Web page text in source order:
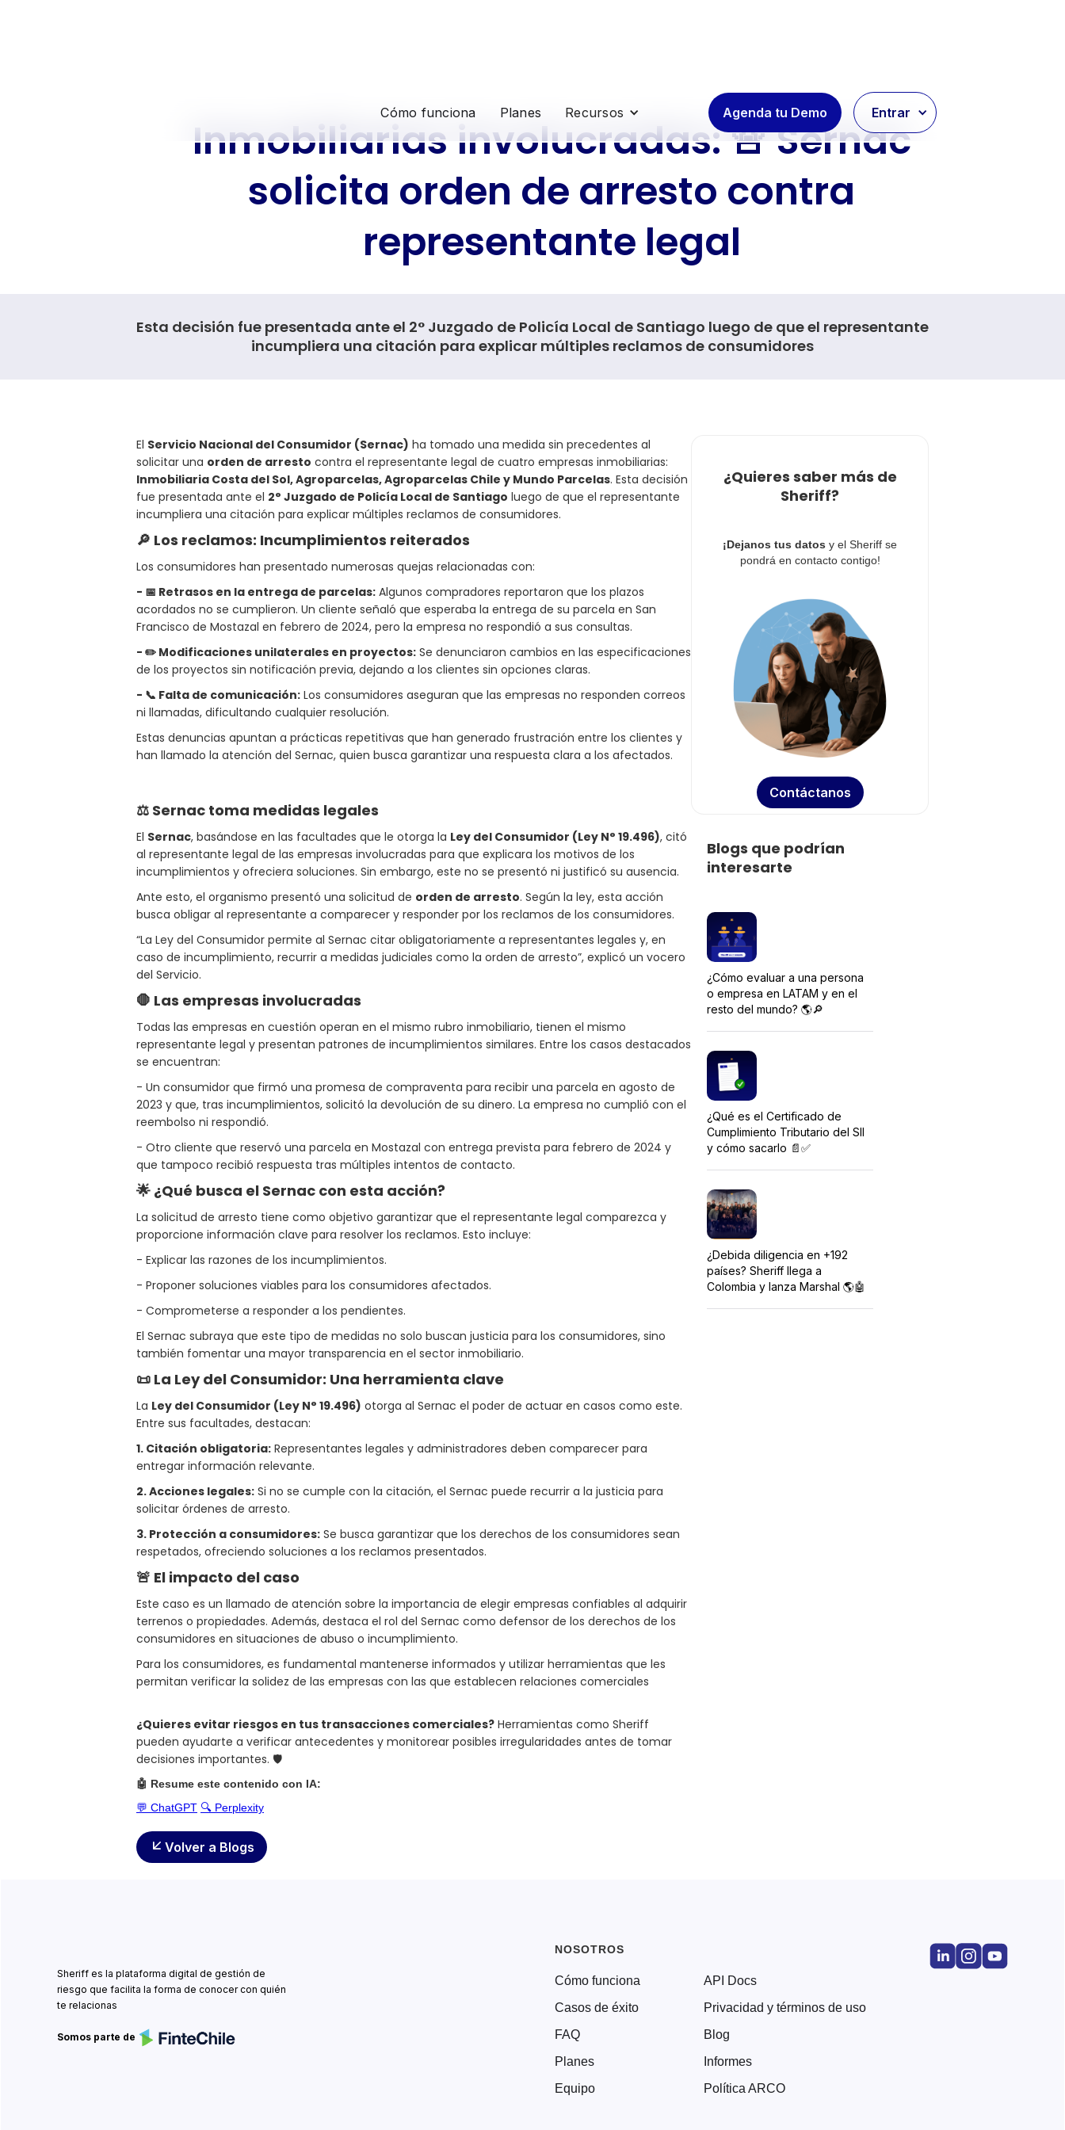
Cómo funciona Planes Recursos Agenda tu Demo Entrar
Inmobiliarias involucradas: 🚨 Sernac
solicita orden de arresto contra
representante legal
Esta decisión fue presentada ante el 2° Juzgado de Policía Local de Santiago luego de que el representante
incumpliera una citación para explicar múltiples reclamos de consumidores
El Servicio Nacional del Consumidor (Sernac) ha tomado una medida sin precedentes al
solicitar una orden de arresto contra el representante legal de cuatro empresas inmobiliarias:
Inmobiliaria Costa del Sol, Agroparcelas, Agroparcelas Chile y Mundo Parcelas. Esta decisión
fue presentada ante el 2° Juzgado de Policía Local de Santiago luego de que el representante
incumpliera una citación para explicar múltiples reclamos de consumidores.
🔎 Los reclamos: Incumplimientos reiterados
Los consumidores han presentado numerosas quejas relacionadas con:
- 📅 Retrasos en la entrega de parcelas: Algunos compradores reportaron que los plazos
acordados no se cumplieron. Un cliente señaló que esperaba la entrega de su parcela en San
Francisco de Mostazal en febrero de 2024, pero la empresa no respondió a sus consultas.
- ✏️ Modificaciones unilaterales en proyectos: Se denunciaron cambios en las especificaciones
de los proyectos sin notificación previa, dejando a los clientes sin opciones claras.
- 📞 Falta de comunicación: Los consumidores aseguran que las empresas no responden correos
ni llamadas, dificultando cualquier resolución.
Estas denuncias apuntan a prácticas repetitivas que han generado frustración entre los clientes y
han llamado la atención del Sernac, quien busca garantizar una respuesta clara a los afectados.
⚖️ Sernac toma medidas legales
El Sernac, basándose en las facultades que le otorga la Ley del Consumidor (Ley N° 19.496), citó
al representante legal de las empresas involucradas para que explicara los motivos de los
incumplimientos y ofreciera soluciones. Sin embargo, este no se presentó ni justificó su ausencia.
Ante esto, el organismo presentó una solicitud de orden de arresto. Según la ley, esta acción
busca obligar al representante a comparecer y responder por los reclamos de los consumidores.
“La Ley del Consumidor permite al Sernac citar obligatoriamente a representantes legales y, en
caso de incumplimiento, recurrir a medidas judiciales como la orden de arresto”, explicó un vocero
del Servicio.
🛑 Las empresas involucradas
Todas las empresas en cuestión operan en el mismo rubro inmobiliario, tienen el mismo
representante legal y presentan patrones de incumplimientos similares. Entre los casos destacados
se encuentran:
- Un consumidor que firmó una promesa de compraventa para recibir una parcela en agosto de
2023 y que, tras incumplimientos, solicitó la devolución de su dinero. La empresa no cumplió con el
reembolso ni respondió.
- Otro cliente que reservó una parcela en Mostazal con entrega prevista para febrero de 2024 y
que tampoco recibió respuesta tras múltiples intentos de contacto.
🌟 ¿Qué busca el Sernac con esta acción?
La solicitud de arresto tiene como objetivo garantizar que el representante legal comparezca y
proporcione información clave para resolver los reclamos. Esto incluye:
- Explicar las razones de los incumplimientos.
- Proponer soluciones viables para los consumidores afectados.
- Comprometerse a responder a los pendientes.
El Sernac subraya que este tipo de medidas no solo buscan justicia para los consumidores, sino
también fomentar una mayor transparencia en el sector inmobiliario.
📜 La Ley del Consumidor: Una herramienta clave
La Ley del Consumidor (Ley N° 19.496) otorga al Sernac el poder de actuar en casos como este.
Entre sus facultades, destacan:
1. Citación obligatoria: Representantes legales y administradores deben comparecer para
entregar información relevante.
2. Acciones legales: Si no se cumple con la citación, el Sernac puede recurrir a la justicia para
solicitar órdenes de arresto.
3. Protección a consumidores: Se busca garantizar que los derechos de los consumidores sean
respetados, ofreciendo soluciones a los reclamos presentados.
🚨 El impacto del caso
Este caso es un llamado de atención sobre la importancia de elegir empresas confiables al adquirir
terrenos o propiedades. Además, destaca el rol del Sernac como defensor de los derechos de los
consumidores en situaciones de abuso o incumplimiento.
Para los consumidores, es fundamental mantenerse informados y utilizar herramientas que les
permitan verificar la solidez de las empresas con las que establecen relaciones comerciales
¿Quieres evitar riesgos en tus transacciones comerciales? Herramientas como Sheriff
pueden ayudarte a verificar antecedentes y monitorear posibles irregularidades antes de tomar
decisiones importantes. 🛡️
🤖 Resume este contenido con IA:
💬 ChatGPT 🔍 Perplexity
Volver a Blogs
¿Quieres saber más de
Sheriff?
¡Dejanos tus datos y el Sheriff se
pondrá en contacto contigo!
Contáctanos
Blogs que podrían
interesarte
¿Cómo evaluar a una persona
o empresa en LATAM y en el
resto del mundo? 🌎🔎
¿Qué es el Certificado de
Cumplimiento Tributario del SII
y cómo sacarlo 📄✅
¿Debida diligencia en +192
países? Sheriff llega a
Colombia y lanza Marshal 🌎🤖
Sheriff es la plataforma digital de gestión de
riesgo que facilita la forma de conocer con quién
te relacionas
Somos parte de
NOSOTROS
Cómo funciona
Casos de éxito
FAQ
Planes
Equipo
API Docs
Privacidad y términos de uso
Blog
Informes
Política ARCO